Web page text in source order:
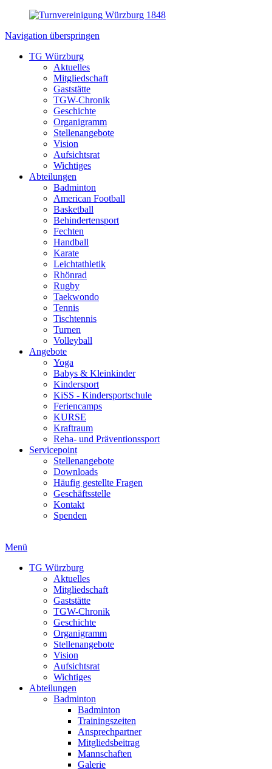
Navigation überspringen
TG Würzburg
Aktuelles
Mitgliedschaft
Gaststätte
TGW-Chronik
Geschichte
Organigramm
Stellenangebote
Vision
Aufsichtsrat
Wichtiges
Abteilungen
Badminton
American Football
Basketball
Behindertensport
Fechten
Handball
Karate
Leichtathletik
Rhönrad
Rugby
Taekwondo
Tennis
Tischtennis
Turnen
Volleyball
Angebote
Yoga
Babys & Kleinkinder
Kindersport
KiSS - Kindersportschule
Feriencamps
KURSE
Kraftraum
Reha- und Präventionssport
Servicepoint
Stellenangebote
Downloads
Häufig gestellte Fragen
Geschäftsstelle
Kontakt
Spenden
Menü
TG Würzburg
Aktuelles
Mitgliedschaft
Gaststätte
TGW-Chronik
Geschichte
Organigramm
Stellenangebote
Vision
Aufsichtsrat
Wichtiges
Abteilungen
Badminton
Badminton
Trainingszeiten
Ansprechpartner
Mitgliedsbeitrag
Mannschaften
Galerie